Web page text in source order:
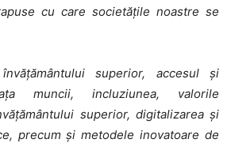
cu care societățile noastre se
învățământului superior, accesul și
muncii, incluziunea, valorile
superior, digitalizarea și
precum și metodele inovatoare de